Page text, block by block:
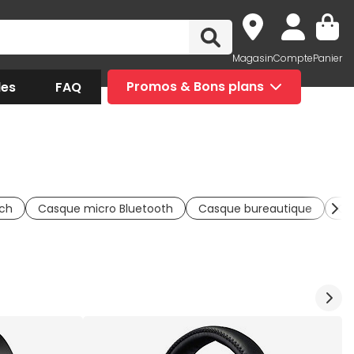
MagasinComptePanier
FAQ Promos & Bons plans
Casque micro Bluetooth Casque bureautique